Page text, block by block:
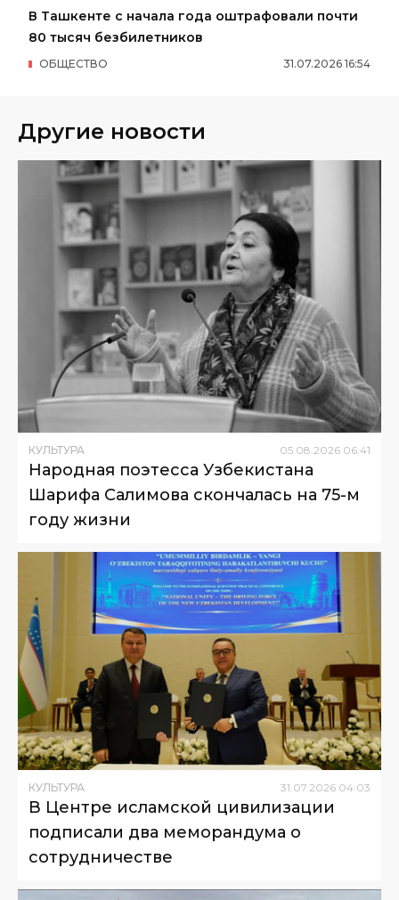
В Ташкенте с начала года оштрафовали почти
80 тысяч безбилетников
31.07.2026 16:54
ОБЩЕСТВО
Другие новости
КУЛЬТУРА 05 08 2026 06:41
Народная поэтесса Узбекистана
Шарифа Салимова скончалась на 75-м
году жизни
КУЛЬТУРА 31 07 2026 04:03
В Центре исламской цивилизации
подписали два меморандума о
сотрудничестве